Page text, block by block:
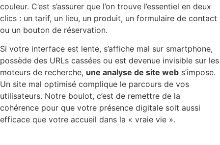
couleur. C’est s’assurer que l’on trouve l’essentiel en deux
clics : un tarif, un lieu, un produit, un formulaire de contact
ou un bouton de réservation.
Si votre interface est lente, s’affiche mal sur smartphone,
possède des URLs cassées ou est devenue invisible sur les
moteurs de recherche, une analyse de site web s’impose.
Un site mal optimisé complique le parcours de vos
utilisateurs. Notre boulot, c’est de remettre de la
cohérence pour que votre présence digitale soit aussi
efficace que votre accueil dans la « vraie vie ».